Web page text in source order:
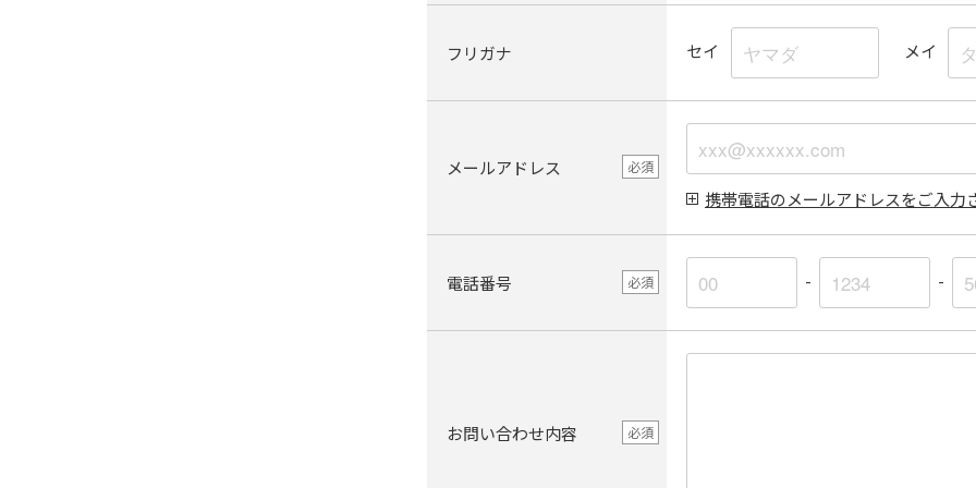
フリガナ セイ メイ
メールアドレス 必須
携帯電話のメールアドレスをご入力
電話番号 必須 - -
お問い合わせ内容 必須